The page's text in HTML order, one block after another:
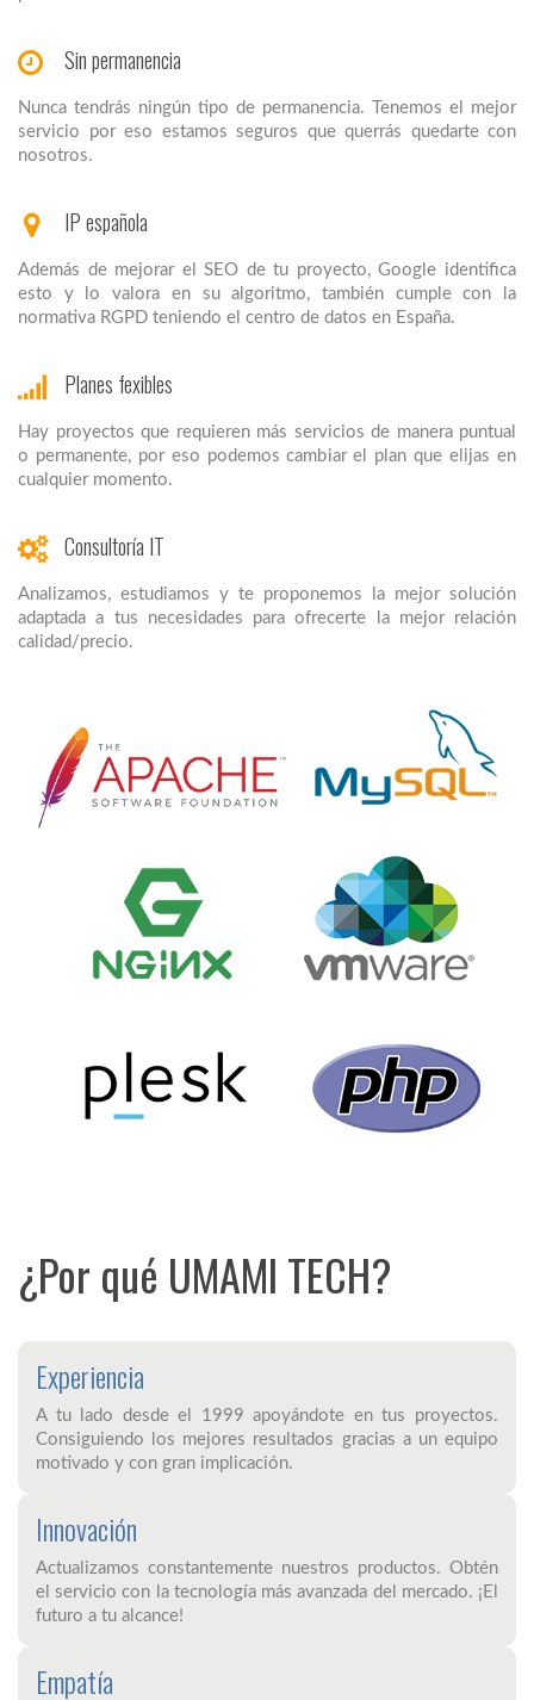
Sin permanencia
Nunca tendrás ningún tipo de permanencia. Tenemos el mejor
servicio por eso estamos seguros que querrás quedarte con
nosotros.
IP española
Además de mejorar el SEO de tu proyecto, Google identifica
esto y lo valora en su algoritmo, también cumple con la
normativa RGPD teniendo el centro de datos en España.
Planes fexibles
Hay proyectos que requieren más servicios de manera puntual
o permanente, por eso podemos cambiar el plan que elijas en
cualquier momento.
Consultoría IT
Analizamos, estudiamos y te proponemos la mejor solución
adaptada a tus necesidades para ofrecerte la mejor relación
calidad/precio.
¿Por qué UMAMI TECH?
Experiencia
A tu lado desde el 1999 apoyándote en tus proyectos.
Consiguiendo los mejores resultados gracias a un equipo
motivado y con gran implicación.
Innovación
Actualizamos constantemente nuestros productos. Obtén
el servicio con la tecnología más avanzada del mercado. ¡El
futuro a tu alcance!
Empatía